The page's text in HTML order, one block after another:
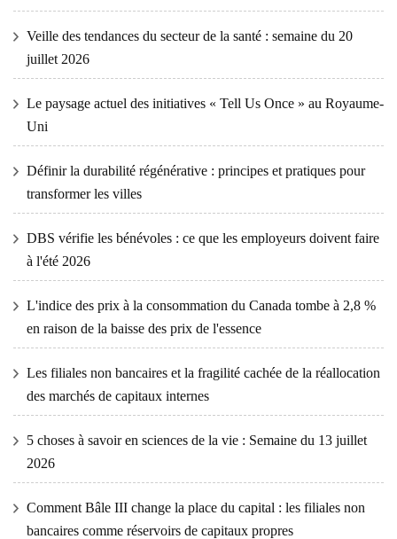
Veille des tendances du secteur de la santé : semaine du 20
juillet 2026
Le paysage actuel des initiatives « Tell Us Once » au Royaume-
Uni
Définir la durabilité régénérative : principes et pratiques pour
transformer les villes
DBS vérifie les bénévoles : ce que les employeurs doivent faire
à l'été 2026
L'indice des prix à la consommation du Canada tombe à 2,8 %
en raison de la baisse des prix de l'essence
Les filiales non bancaires et la fragilité cachée de la réallocation
des marchés de capitaux internes
5 choses à savoir en sciences de la vie : Semaine du 13 juillet
2026
Comment Bâle III change la place du capital : les filiales non
bancaires comme réservoirs de capitaux propres